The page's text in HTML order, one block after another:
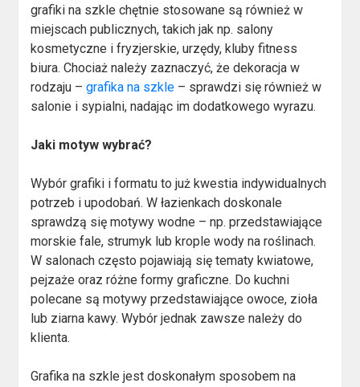
grafiki na szkle chętnie stosowane są również w
miejscach publicznych, takich jak np. salony
kosmetyczne i fryzjerskie, urzędy, kluby fitness
biura. Chociaż należy zaznaczyć, że dekoracja w
rodzaju –grafika na szkle – sprawdzi się również w
salonie i sypialni, nadając im dodatkowego wyrazu.
Jaki motyw wybrać?
Wybór grafiki i formatu to już kwestia indywidualnych
potrzeb i upodobań. W łazienkach doskonale
sprawdzą się motywy wodne – np. przedstawiające
morskie fale, strumyk lub krople wody na roślinach.
W salonach często pojawiają się tematy kwiatowe,
pejzaże oraz różne formy graficzne. Do kuchni
polecane są motywy przedstawiające owoce, zioła
lub ziarna kawy. Wybór jednak zawsze należy do
klienta.
Grafika na szkle jest doskonałym sposobem na